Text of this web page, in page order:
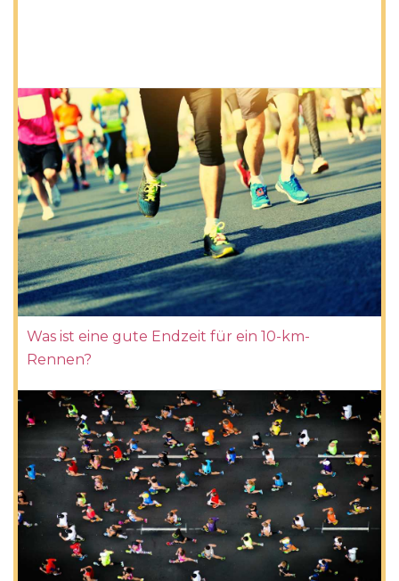
Was ist eine gute Endzeit für ein 10-km-
Rennen?